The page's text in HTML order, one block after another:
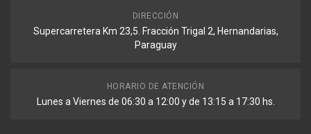
DIRECCIÓN
Supercarretera Km 23,5. Fracción Trigal 2, Hernandarias,
Paraguay
HORARIO DE ATENCIÓN
Lunes a Viernes de 06:30 a 12:00 y de 13:15 a 17:30 hs.